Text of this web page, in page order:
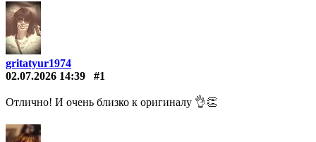
gritatyur1974
02.07.2026 14:39
#1
Отлично! И очень близко к оригиналу 👌👏